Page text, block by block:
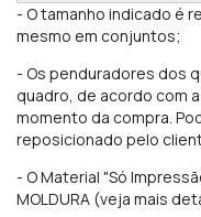
- O tamanho indicado é
mesmo em conjuntos;
- Os penduradores dos
quadro, de acordo com
momento da compra.
reposicionado pelo
- O Material "Só
MOLDURA (veja mais